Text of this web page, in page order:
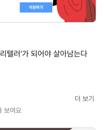
텔러'가 되어야 살아남는다
더 보기
보여요